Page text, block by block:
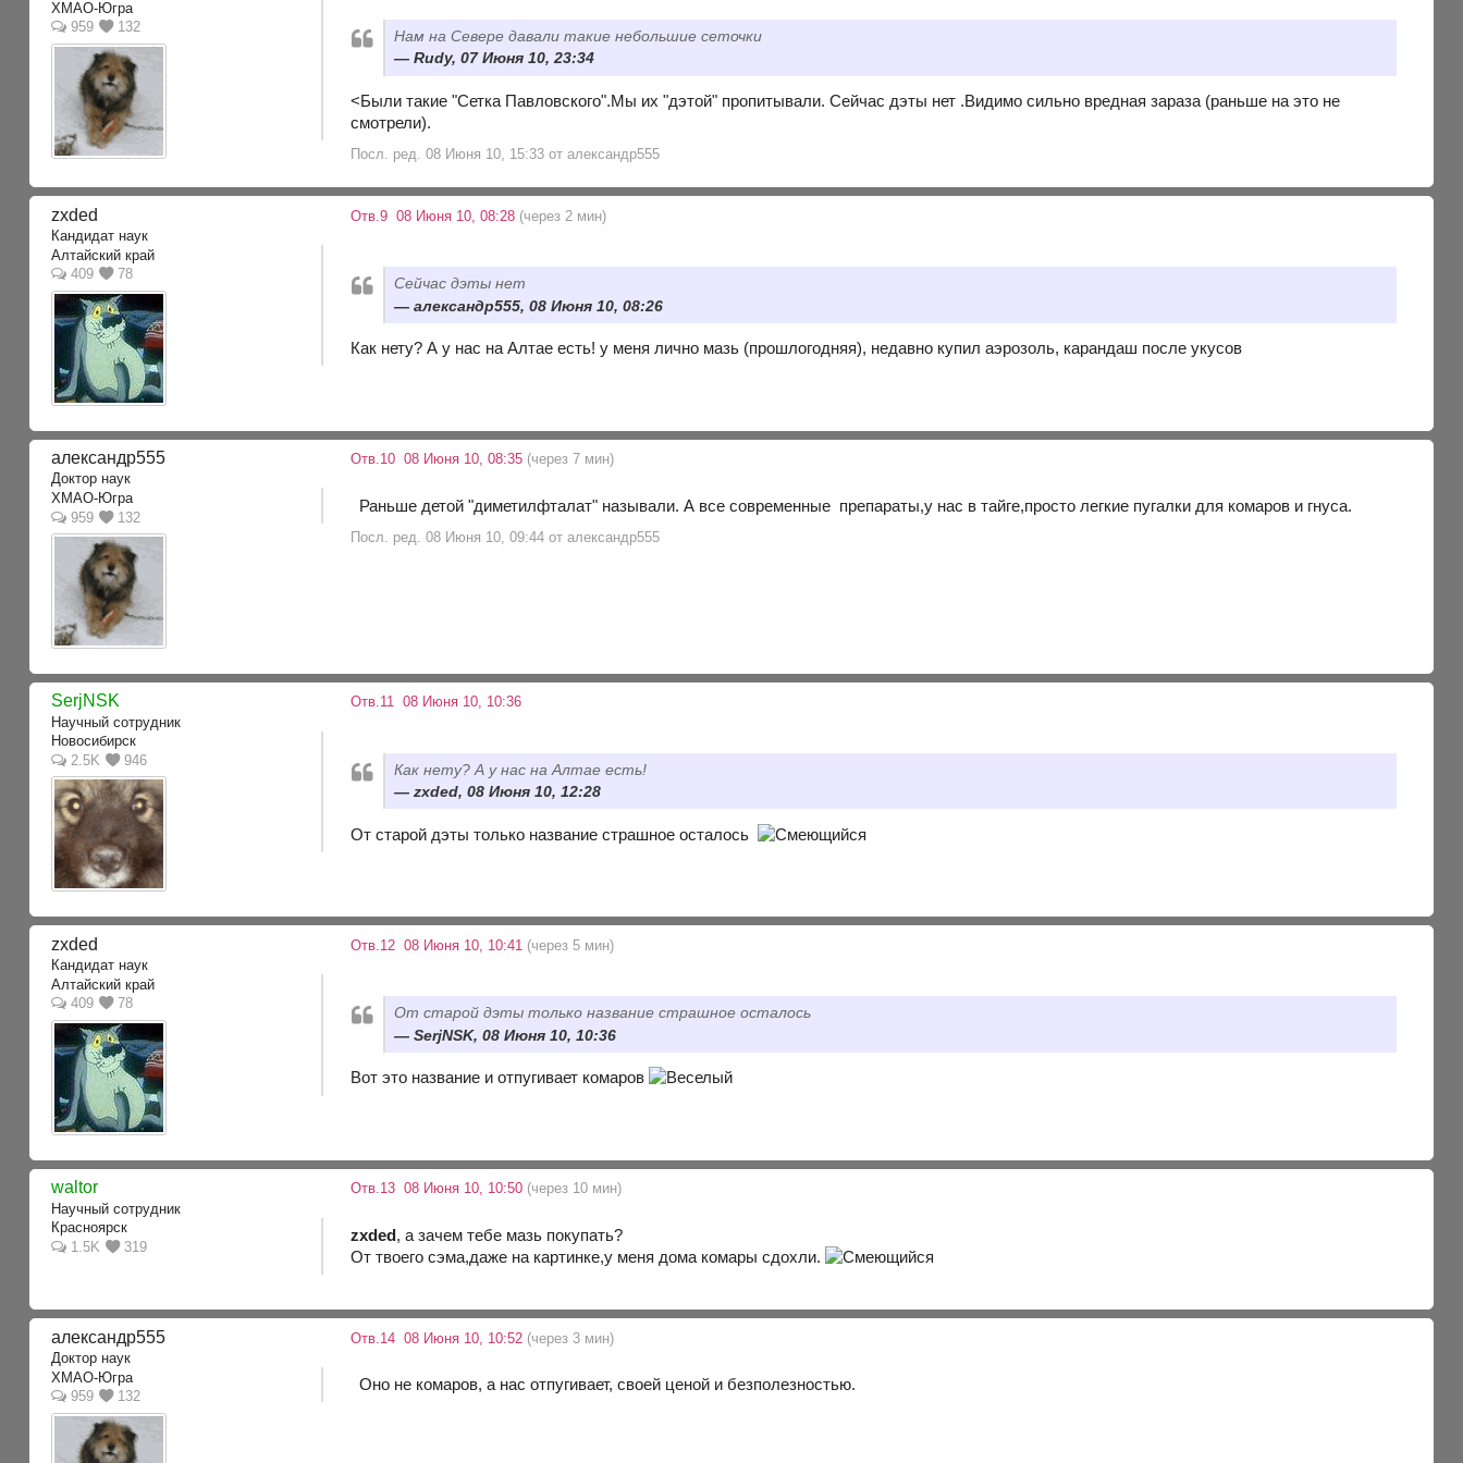
ХМАО-Югра
959
132
Нам на Севере давали такие небольшие сеточки
Rudy, 07 Июня 10, 23:34
<Были такие "Сетка Павловского".Мы их "дэтой" пропитывали. Сейчас дэты нет .Видимо сильно вредная зараза (раньше на это не
смотрели).
Посл. ред. 08 Июня 10, 15:33 от александр555
zxded
Кандидат наук
Алтайский край
409
78
Отв.9 08 Июня 10, 08:28 (через 2 мин)
Сейчас дэты нет
александр555, 08 Июня 10, 08:26
Как нету? А у нас на Алтае есть! у меня лично мазь (прошлогодняя), недавно купил аэрозоль, карандаш после укусов
александр555
Доктор наук
ХМАО-Югра
959
132
Отв.10 08 Июня 10, 08:35 (через 7 мин)
Раньше детой "диметилфталат" называли. А все современные препараты,у нас в тайге,просто легкие пугалки для комаров и гнуса.
Посл. ред. 08 Июня 10, 09:44 от александр555
SerjNSK
Научный сотрудник
Новосибирск
2.5K
946
Отв.11 08 Июня 10, 10:36
Как нету? А у нас на Алтае есть!
zxded, 08 Июня 10, 12:28
От старой дэты только название страшное осталось
zxded
Кандидат наук
Алтайский край
409
78
Отв.12 08 Июня 10, 10:41 (через 5 мин)
От старой дэты только название страшное осталось
SerjNSK, 08 Июня 10, 10:36
Вот это название и отпугивает комаров
waltor
Научный сотрудник
Красноярск
1.5K
319
Отв.13 08 Июня 10, 10:50 (через 10 мин)
zxded, а зачем тебе мазь покупать?
От твоего сэма,даже на картинке,у меня дома комары сдохли.
александр555
Доктор наук
ХМАО-Югра
959
132
Отв.14 08 Июня 10, 10:52 (через 3 мин)
Оно не комаров, а нас отпугивает, своей ценой и безполезностью.